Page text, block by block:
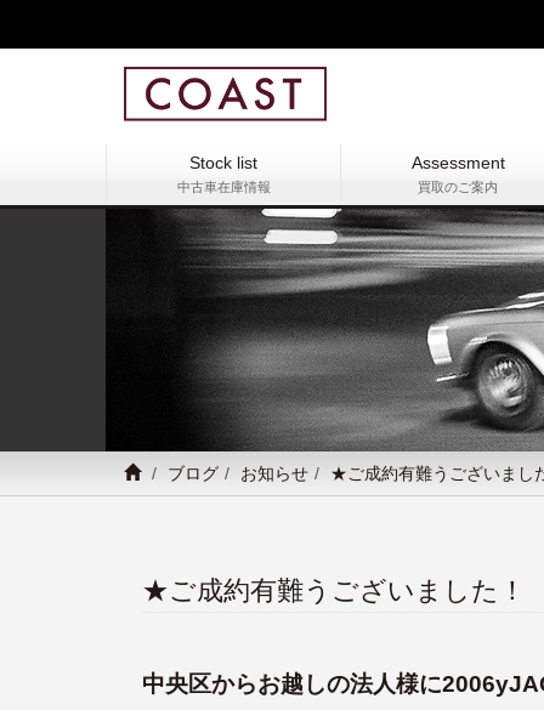
Stock list
中古車在庫情報
Assessment
買取のご案内
ブログ お知らせ ★ご成約有難うございまし
★ご成約有難うございました！
中央区からお越しの法人様に